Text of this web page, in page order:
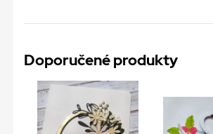
Doporučené produkty